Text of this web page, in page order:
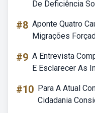
De Deficiência
#8 Aponte Quatro
Migrações
#9 A Entrevista
E Esclarecer As
#10 Para A Atual
Cidadania